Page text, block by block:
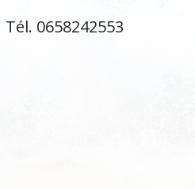
Tél. 0658242553